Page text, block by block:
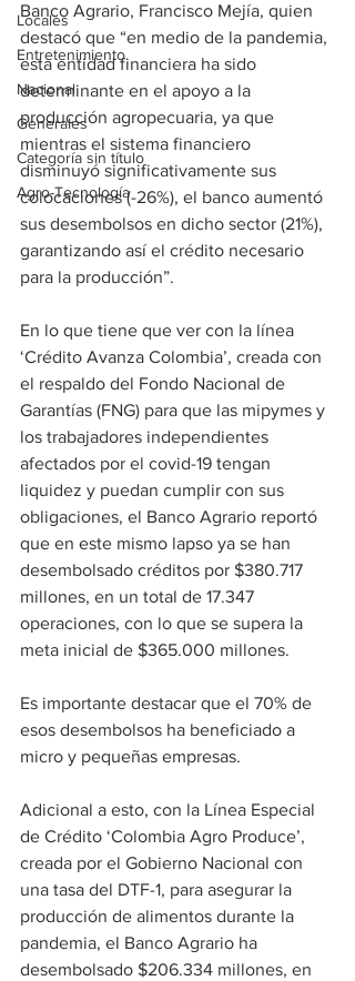
Locales
Entretenimiento
Nacional
Generales
Categoría sin título
Agro-Tecnología
Banco Agrario, Francisco Mejía, quien
destacó que “en medio de la pandemia,
esta entidad financiera ha sido
determinante en el apoyo a la
producción agropecuaria, ya que
mientras el sistema financiero
disminuyó significativamente sus
colocaciones (-26%), el banco aumentó
sus desembolsos en dicho sector (21%),
garantizando así el crédito necesario
para la producción”.
En lo que tiene que ver con la línea
‘Crédito Avanza Colombia’, creada con
el respaldo del Fondo Nacional de
Garantías (FNG) para que las mipymes y
los trabajadores independientes
afectados por el covid-19 tengan
liquidez y puedan cumplir con sus
obligaciones, el Banco Agrario reportó
que en este mismo lapso ya se han
desembolsado créditos por $380.717
millones, en un total de 17.347
operaciones, con lo que se supera la
meta inicial de $365.000 millones.
Es importante destacar que el 70% de
esos desembolsos ha beneficiado a
micro y pequeñas empresas.
Adicional a esto, con la Línea Especial
de Crédito ‘Colombia Agro Produce’,
creada por el Gobierno Nacional con
una tasa del DTF-1, para asegurar la
producción de alimentos durante la
pandemia, el Banco Agrario ha
desembolsado $206.334 millones, en